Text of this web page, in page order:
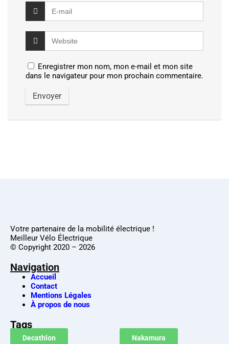
Enregistrer mon nom, mon e-mail et mon site
dans le navigateur pour mon prochain commentaire.
Votre partenaire de la mobilité électrique !
Meilleur Vélo Électrique
© Copyright 2020 – 2026
Navigation
Accueil
Contact
Mentions Légales
À propos de nous
Tags
Decathlon Nakamura